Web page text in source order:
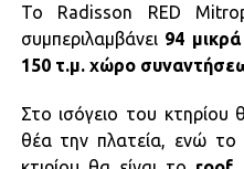
Το Radisson RED
συμπεριλαμβάνει 94
150 τ.μ. χώρο
Στο ισόγειο του κτηρίου
θέα την πλατεία, ενώ το